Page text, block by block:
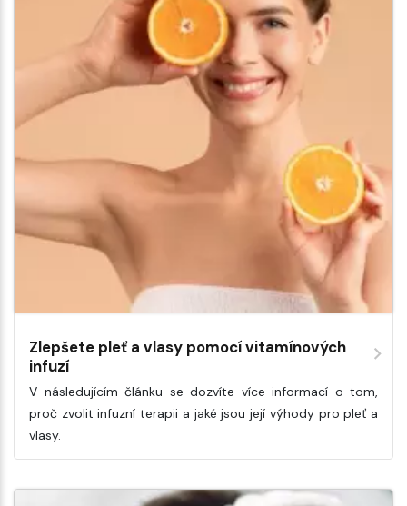
Zlepšete pleť a vlasy pomocí vitamínových
infuzí
V následujícím článku se dozvíte více informací o tom,
proč zvolit infuzní terapii a jaké jsou její výhody pro pleť a
vlasy.